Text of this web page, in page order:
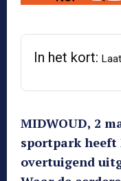
In het kort:
MIDWOUD, 2
sportpark heeft
overtuigend